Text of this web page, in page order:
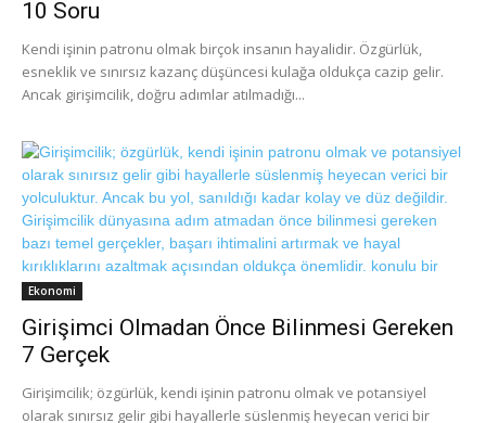
10 Soru
Kendi işinin patronu olmak birçok insanın hayalidir. Özgürlük,
esneklik ve sınırsız kazanç düşüncesi kulağa oldukça cazip gelir.
Ancak girişimcilik, doğru adımlar atılmadığı...
Ekonomi
Girişimci Olmadan Önce Bilinmesi Gereken
7 Gerçek
Girişimcilik; özgürlük, kendi işinin patronu olmak ve potansiyel
olarak sınırsız gelir gibi hayallerle süslenmiş heyecan verici bir